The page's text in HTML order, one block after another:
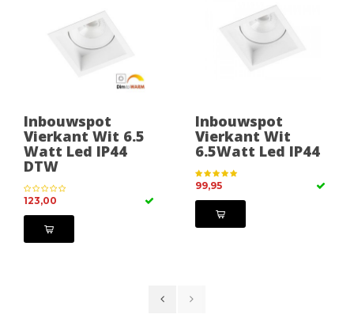
Inbouwspot
Vierkant Wit 6.5
Watt Led IP44
DTW
123,00
Inbouwspot
Vierkant Wit
6.5Watt Led IP44
99,95